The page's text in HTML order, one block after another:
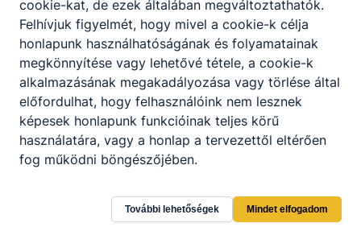
Tolna Vármegyei SZC Apáczai Csere János
7200 Dombóvár, Arany János tér 21.
cookie-kat, de ezek általában megváltoztathatók.
Felhívjuk figyelmét, hogy mivel a cookie-k célja
honlapunk használhatóságának és folyamatainak
megkönnyítése vagy lehetővé tétele, a cookie-k
alkalmazásának megakadályozása vagy törlése által
előfordulhat, hogy felhasználóink nem lesznek
képesek honlapunk funkcióinak teljes körű
használatára, vagy a honlap a tervezettől eltérően
fog működni böngészőjében.
További lehetőségek Mindet elfogadom